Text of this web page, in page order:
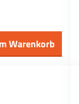
Warenkorb